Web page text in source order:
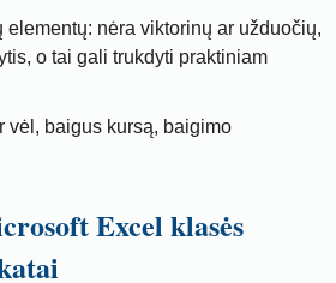
elementų: nėra viktorinų ar užduočių,
o tai gali trukdyti praktiniam
vėl, baigus kursą, baigimo
Excel klasės